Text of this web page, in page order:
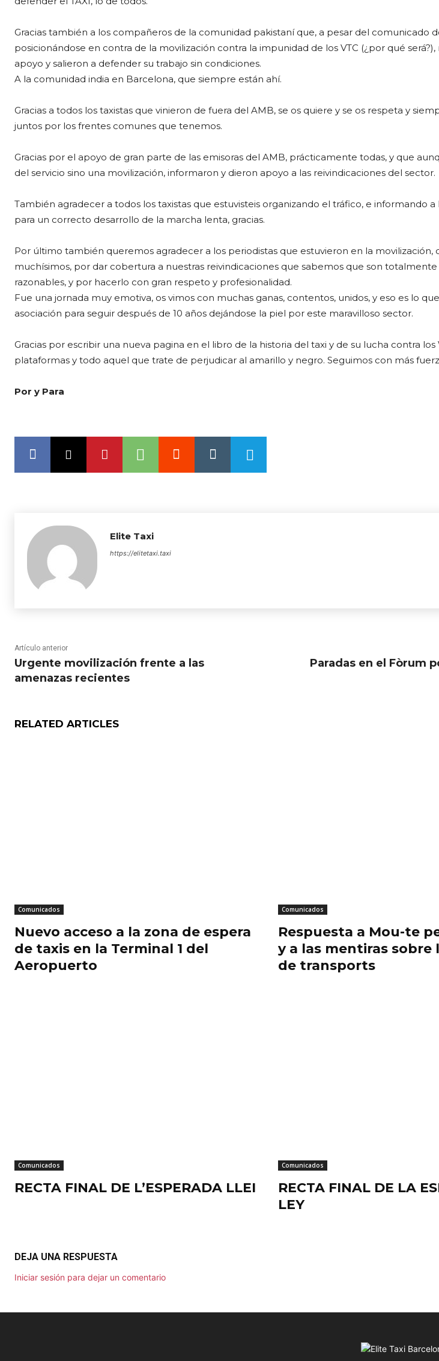
Gracias también a los compañeros de la comunidad pakistaní que, a pesar del comunicado
posicionándose en contra de la movilización contra la impunidad de los VTC (¿por qué será?),
apoyo y salieron a defender su trabajo sin condiciones.
A la comunidad india en Barcelona, que siempre están ahí.
Gracias a todos los taxistas que vinieron de fuera del AMB, se os quiere y se os respeta y
juntos por los frentes comunes que tenemos.
Gracias por el apoyo de gran parte de las emisoras del AMB, prácticamente todas, y que
del servicio sino una movilización, informaron y dieron apoyo a las reivindicaciones del sector.
También agradecer a todos los taxistas que estuvisteis organizando el tráfico, e informando
para un correcto desarrollo de la marcha lenta, gracias.
Por último también queremos agradecer a los periodistas que estuvieron en la movilización,
muchísimos, por dar cobertura a nuestras reivindicaciones que sabemos que son
razonables, y por hacerlo con gran respeto y profesionalidad.
Fue una jornada muy emotiva, os vimos con muchas ganas, contentos, unidos, y eso es lo
asociación para seguir después de 10 años dejándose la piel por este maravilloso sector.
Gracias por escribir una nueva pagina en el libro de la historia del taxi y de su lucha contra los
plataformas y todo aquel que trate de perjudicar al amarillo y negro. Seguimos con más
Por y Para
Elite Taxi
https://elitetaxi.taxi
Artículo anterior
Urgente movilización frente a las
amenazas recientes
Paradas en el Fòrum
RELATED ARTICLES
Comunicados
Nuevo acceso a la zona de espera
de taxis en la Terminal 1 del
Aeropuerto
Comunicados
Respuesta a Mou-te
y a las mentiras sobre
de transports
Comunicados
RECTA FINAL DE L’ESPERADA LLEI
Comunicados
RECTA FINAL DE LA
LEY
DEJA UNA RESPUESTA
Iniciar sesión para dejar un comentario